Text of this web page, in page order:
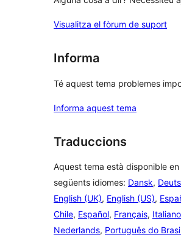
Visualitza el fòrum de suport
Informa
Té aquest tema problemes
Informa aquest tema
Traduccions
Aquest tema està disponible en
següents idiomes: Dansk,
English (UK), English (US),
Chile, Español, Français, Italiano
Nederlands, Português do